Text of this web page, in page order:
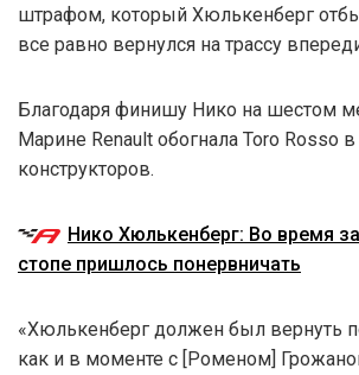
штрафом, который Хюлькенберг
все равно вернулся на трассу
Благодаря финишу Нико на шестом
Марине Renault обогнала Toro Rosso
конструкторов.
Нико Хюлькенберг: Во время
стопе пришлось понервничать
«Хюлькенберг должен был вернуть
как и в моменте с [Роменом]